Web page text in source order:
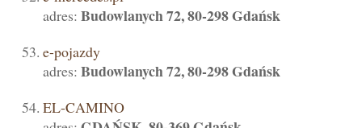
adres: Budowlanych 72, 80-298 Gdańsk
e-pojazdy
adres: Budowlanych 72, 80-298 Gdańsk
EL-CAMINO